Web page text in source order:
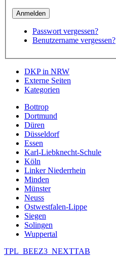
Passwort vergessen?
Benutzername vergessen?
DKP in NRW
Externe Seiten
Kategorien
Bottrop
Dortmund
Düren
Düsseldorf
Essen
Karl-Liebknecht-Schule
Köln
Linker Niederrhein
Minden
Münster
Neuss
Ostwestfalen-Lippe
Siegen
Solingen
Wuppertal
TPL_BEEZ3_NEXTTAB